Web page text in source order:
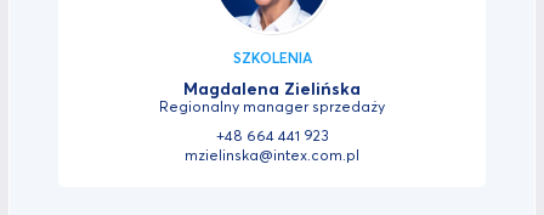
SZKOLENIA
Magdalena Zielińska
Regionalny manager sprzedaży
+48 664 441 923
mzielinska@intex.com.pl